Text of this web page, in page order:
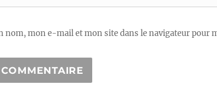
nom, mon e-mail et mon site dans le navigateur pour